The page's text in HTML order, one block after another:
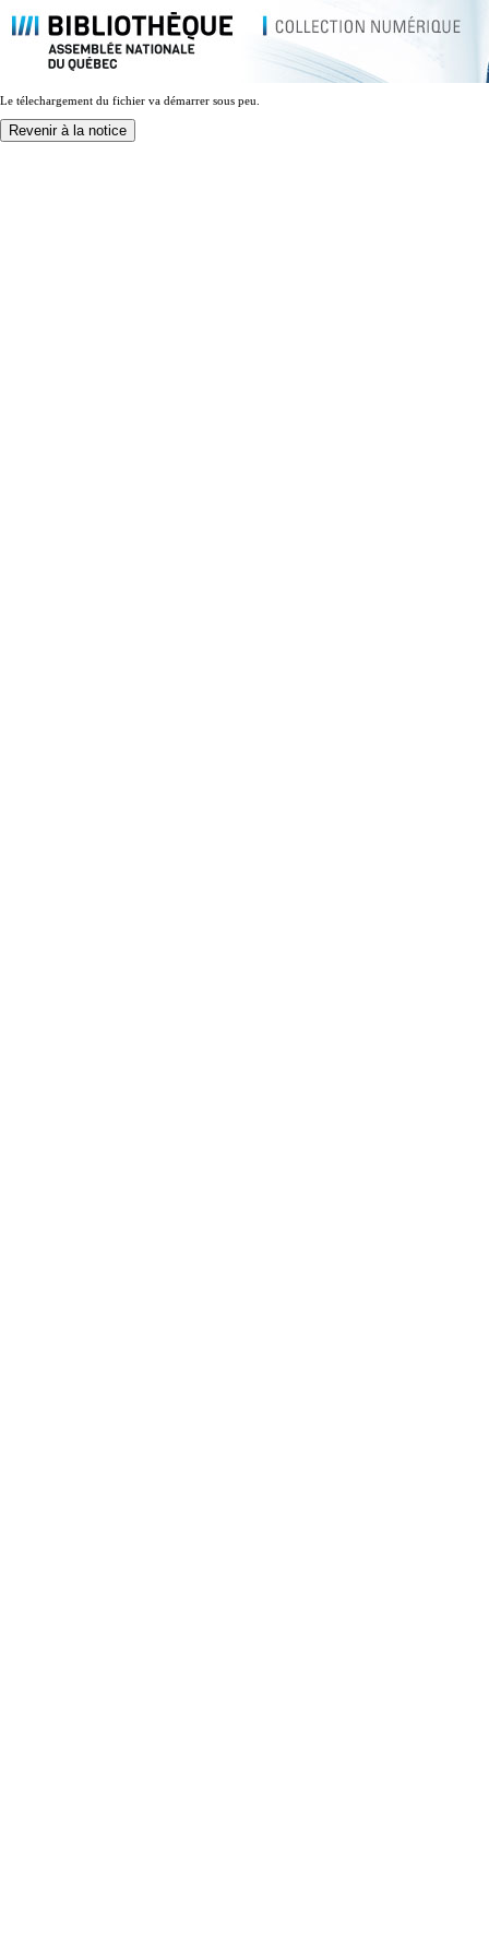
Le télechargement du fichier va démarrer sous peu.